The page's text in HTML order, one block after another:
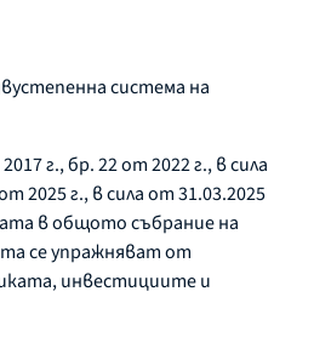
система на
г., бр. 22 от 2022 г., в сила
2025 г., в сила от 31.03.2025
в общото събрание на
се упражняват от
инвестициите и